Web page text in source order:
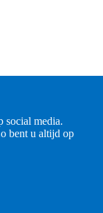
social media.
bent u altijd op